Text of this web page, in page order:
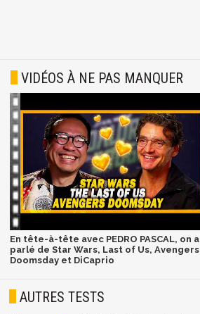
VIDÉOS À NE PAS MANQUER
En tête-à-tête avec PEDRO PASCAL, on a
parlé de Star Wars, Last of Us, Avengers
Doomsday et DiCaprio
AUTRES TESTS